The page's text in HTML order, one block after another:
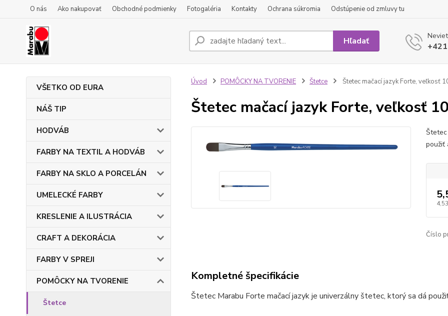
O nás Ako nakupovať Obchodné podmienky Fotogaléria Kontakty Ochrana súkromia Odstúpenie od zmluvy tu
Hľadať
VŠETKO OD EURA
NÁŠ TIP
HODVÁB
FARBY NA TEXTIL A HODVÁB
FARBY NA SKLO A PORCELÁN
UMELECKÉ FARBY
KRESLENIE A ILUSTRÁCIA
CRAFT A DEKORÁCIA
FARBY V SPREJI
POMÔCKY NA TVORENIE
Štetce
Úvod POMÔCKY NA TVORENIE Štetce Štetec mačací jazyk Forte, veľkosť
Štetec mačací jazyk Forte, veľkosť
použiť
Číslo
Kompletné špecifikácie
Štetec Marabu Forte mačací jazyk je univerzálny štetec, ktorý sa dá